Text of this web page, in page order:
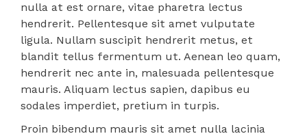
nulla at est ornare, vitae pharetra lectus
hendrerit. Pellentesque sit amet vulputate
ligula. Nullam suscipit hendrerit metus, et
blandit tellus fermentum ut. Aenean leo quam,
hendrerit nec ante in, malesuada pellentesque
mauris. Aliquam lectus sapien, dapibus eu
sodales imperdiet, pretium in turpis.
Proin bibendum mauris sit amet nulla lacinia